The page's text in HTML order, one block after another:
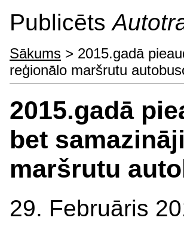
Publicēts
Sākums > 2015.gadā
reģionālo maršrutu
2015.gadā
bet
maršrutu
29. Februāris